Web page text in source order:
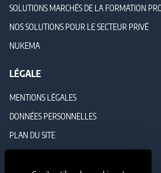
SOLUTIONS MARCHÉS DE LA FORMATION
NOS SOLUTIONS POUR LE SECTEUR PRIVÉ
NUKEMA
LÉGALE
MENTIONS LÉGALES
DONNÉES PERSONNELLES
PLAN DU SITE